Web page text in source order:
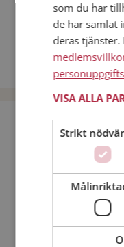
Andra singlar från
Män från Norrköping
Dejta kvinnor i Sverige
Dejta män i Sverige
Bli
Min ålder:
som du har
de har samlat
deras tjänster.
VISA ALLA
Strikt